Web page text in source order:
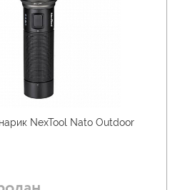
NexTool Nato Outdoor